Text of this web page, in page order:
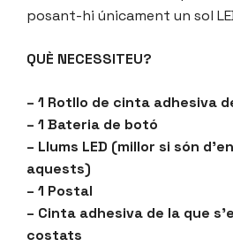
posant-hi únicament un sol
QUÈ NECESSITEU?
– 1 Rotllo de cinta adhesiva
– 1 Bateria de botó
– Llums LED (millor si són
aquests)
– 1 Postal
– Cinta adhesiva de la que
costats